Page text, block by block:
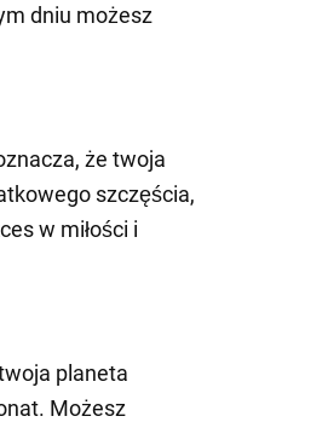
dniu możesz
że twoja
szczęścia,
w miłości i
planeta
Możesz